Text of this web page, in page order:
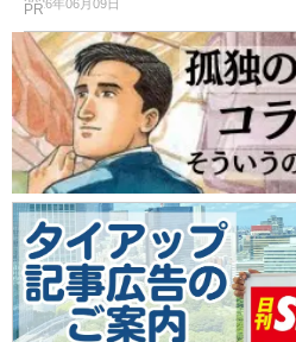
2026年06月09日
PR